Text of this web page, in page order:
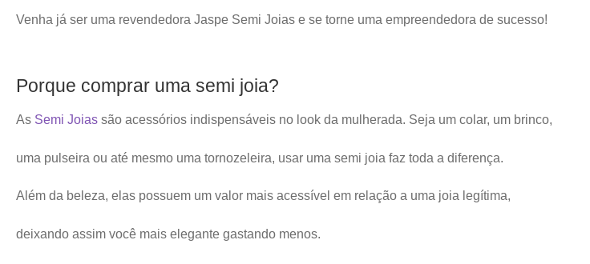
Venha já ser uma revendedora Jaspe Semi Joias e se torne uma empreendedora de sucesso!
Porque comprar uma semi joia?
As Semi Joias são acessórios indispensáveis no look da mulherada. Seja um colar, um brinco,
uma pulseira ou até mesmo uma tornozeleira, usar uma semi joia faz toda a diferença.
Além da beleza, elas possuem um valor mais acessível em relação a uma joia legítima,
deixando assim você mais elegante gastando menos.